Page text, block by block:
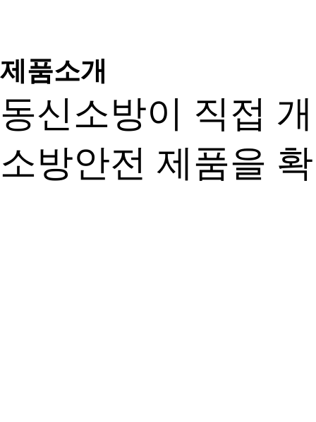
제품소개
동신소방이 직접
소방안전 제품을